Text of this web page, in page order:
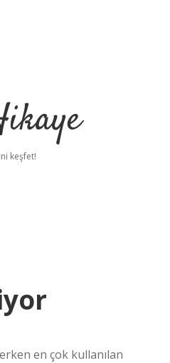
keşfet!
en çok kullanılan